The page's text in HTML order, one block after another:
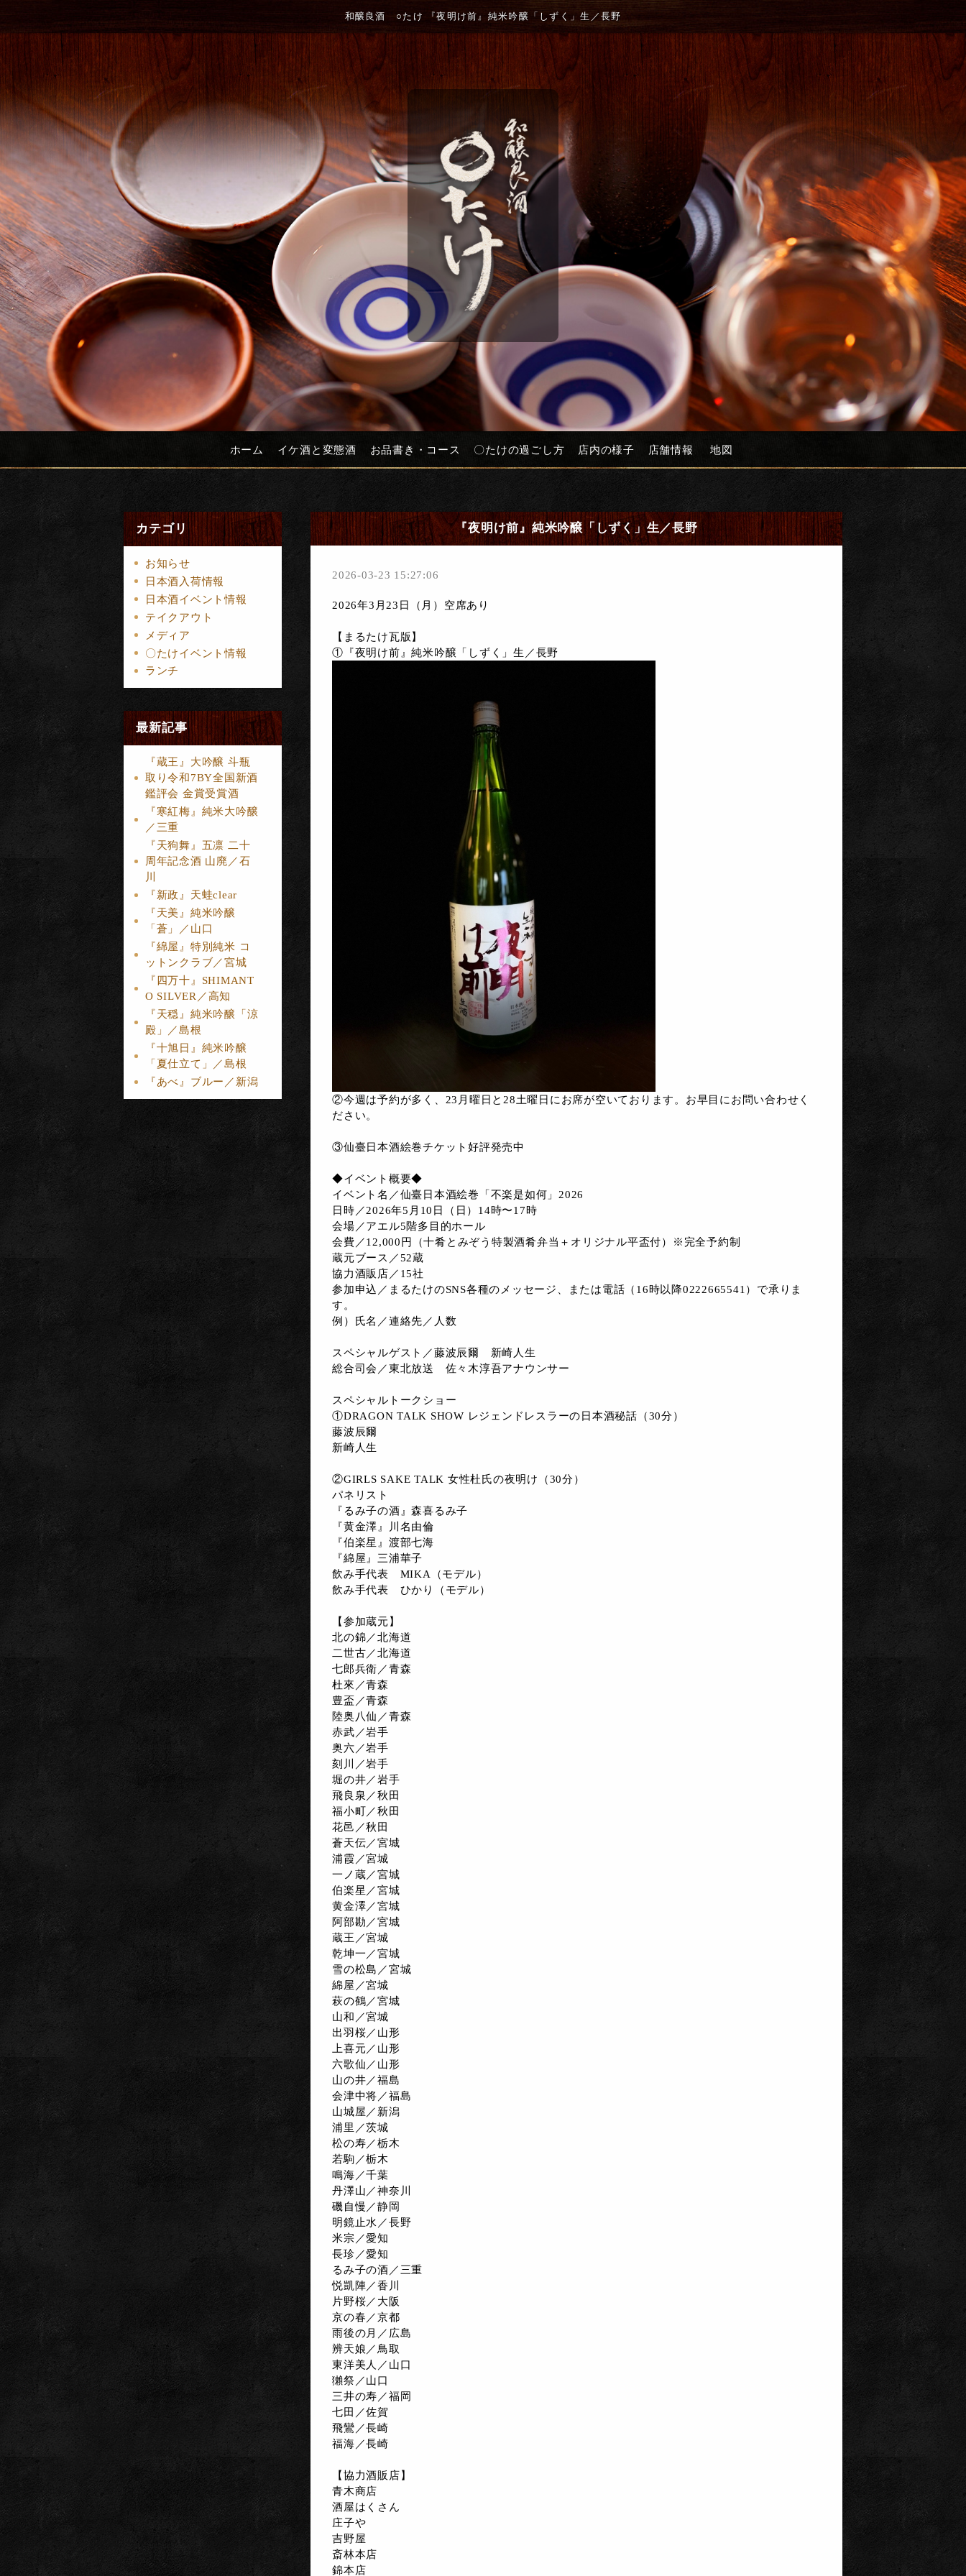
和醸良酒 ○たけ 『夜明け前』純米吟醸「しずく」生／長野
ホーム イケ酒と変態酒 お品書き・コース 〇たけの過ごし方 店内の様子 店舗情報 地図
カテゴリ
お知らせ
日本酒入荷情報
日本酒イベント情報
テイクアウト
メディア
〇たけイベント情報
ランチ
最新記事
『蔵王』大吟醸 斗瓶
取り令和7BY全国新酒
鑑評会 金賞受賞酒
『寒紅梅』純米大吟醸
／三重
『天狗舞』五凛 二十
周年記念酒 山廃／石
川
『新政』天蛙clear
『天美』純米吟醸
「蒼」／山口
『綿屋』特別純米 コ
ットンクラブ／宮城
『四万十』SHIMANT
O SILVER／高知
『天穏』純米吟醸「涼
殿」／島根
『十旭日』純米吟醸
「夏仕立て」／島根
『あべ』ブルー／新潟
『夜明け前』純米吟醸「しずく」生／長野
2026-03-23 15:27:06
2026年3月23日（月）空席あり
【まるたけ瓦版】
①『夜明け前』純米吟醸「しずく」生／長野
②今週は予約が多く、23月曜日と28土曜日にお席が空いております。お早目にお問い合わせく
ださい。
③仙臺日本酒絵巻チケット好評発売中
◆イベント概要◆
イベント名／仙臺日本酒絵巻「不楽是如何」2026
日時／2026年5月10日（日）14時〜17時
会場／アエル5階多目的ホール
会費／12,000円（十肴とみぞう特製酒肴弁当＋オリジナル平盃付）※完全予約制
蔵元ブース／52蔵
協力酒販店／15社
参加申込／まるたけのSNS各種のメッセージ、または電話（16時以降0222665541）で承りま
す。
例）氏名／連絡先／人数
スペシャルゲスト／藤波辰爾 新崎人生
総合司会／東北放送 佐々木淳吾アナウンサー
スペシャルトークショー
①DRAGON TALK SHOW レジェンドレスラーの日本酒秘話（30分）
藤波辰爾
新崎人生
②GIRLS SAKE TALK 女性杜氏の夜明け（30分）
パネリスト
『るみ子の酒』森喜るみ子
『黄金澤』川名由倫
『伯楽星』渡部七海
『綿屋』三浦華子
飲み手代表 MIKA（モデル）
飲み手代表 ひかり（モデル）
【参加蔵元】
北の錦／北海道
二世古／北海道
七郎兵衛／青森
杜來／青森
豊盃／青森
陸奥八仙／青森
赤武／岩手
奥六／岩手
刻川／岩手
堀の井／岩手
飛良泉／秋田
福小町／秋田
花邑／秋田
蒼天伝／宮城
浦霞／宮城
一ノ蔵／宮城
伯楽星／宮城
黄金澤／宮城
阿部勘／宮城
蔵王／宮城
乾坤一／宮城
雪の松島／宮城
綿屋／宮城
萩の鶴／宮城
山和／宮城
出羽桜／山形
上喜元／山形
六歌仙／山形
山の井／福島
会津中将／福島
山城屋／新潟
浦里／茨城
松の寿／栃木
若駒／栃木
鳴海／千葉
丹澤山／神奈川
磯自慢／静岡
明鏡止水／長野
米宗／愛知
長珍／愛知
るみ子の酒／三重
悦凱陣／香川
片野桜／大阪
京の春／京都
雨後の月／広島
辨天娘／鳥取
東洋美人／山口
獺祭／山口
三井の寿／福岡
七田／佐賀
飛鸞／長崎
福海／長崎
【協力酒販店】
青木商店
酒屋はくさん
庄子や
吉野屋
斎林本店
錦本店